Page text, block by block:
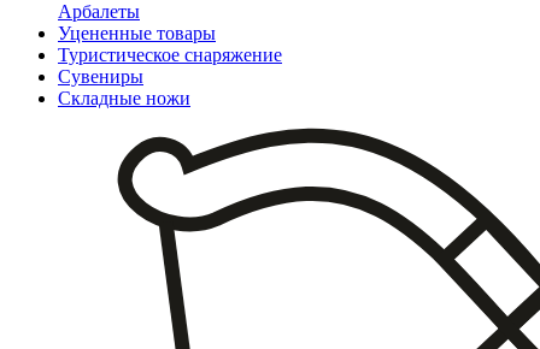
Арбалеты
Уцененные товары
Туристическое снаряжение
Сувениры
Складные ножи